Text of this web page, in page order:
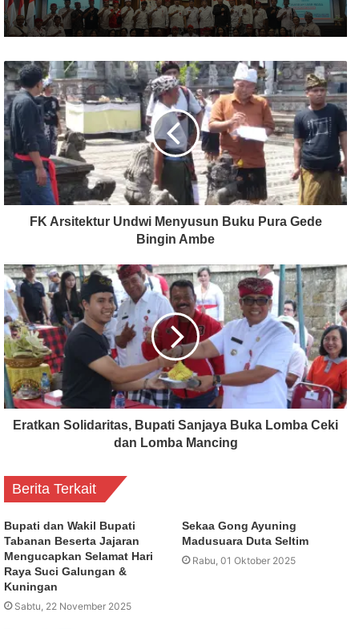
FK Arsitektur Undwi Menyusun Buku Pura Gede
Bingin Ambe
Eratkan Solidaritas, Bupati Sanjaya Buka Lomba Ceki
dan Lomba Mancing
Berita Terkait
Bupati dan Wakil Bupati
Tabanan Beserta Jajaran
Mengucapkan Selamat Hari
Raya Suci Galungan &
Kuningan
Sabtu, 22 November 2025
Sekaa Gong Ayuning
Madusuara Duta Seltim
Rabu, 01 Oktober 2025